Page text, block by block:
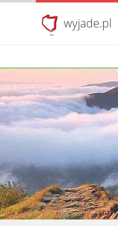
wyjade.pl